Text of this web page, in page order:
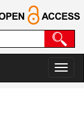
切
换